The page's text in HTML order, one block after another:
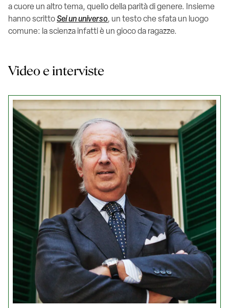
a cuore un altro tema, quello della parità di genere. Insieme
hanno scrittoSei un universo, un testo che sfata un luogo
comune: la scienza infatti è un gioco da ragazze.
Video e interviste